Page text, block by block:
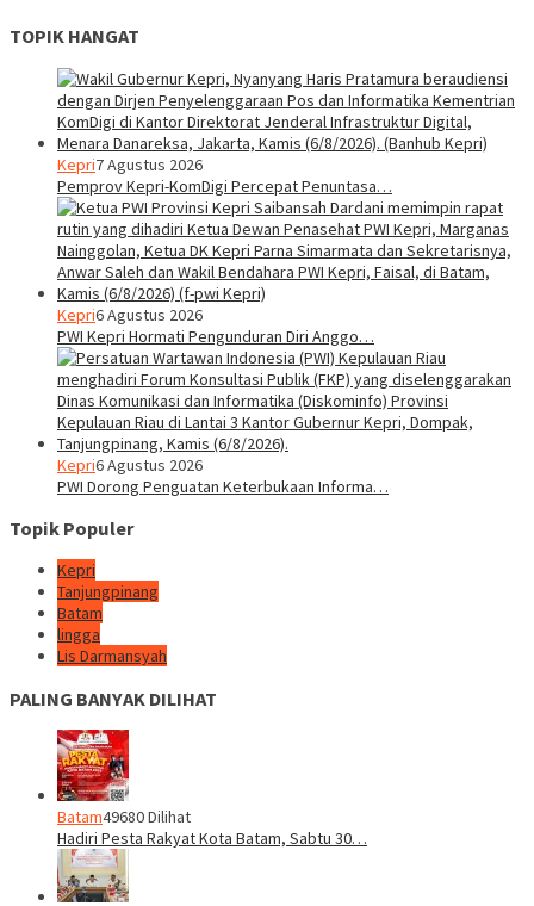
TOPIK HANGAT
Kepri7 Agustus 2026
Pemprov Kepri-KomDigi Percepat Penuntasa…
Kepri6 Agustus 2026
PWI Kepri Hormati Pengunduran Diri Anggo…
Kepri6 Agustus 2026
PWI Dorong Penguatan Keterbukaan Informa…
Topik Populer
Kepri
Tanjungpinang
Batam
lingga
Lis Darmansyah
PALING BANYAK DILIHAT
Batam49680 Dilihat
Hadiri Pesta Rakyat Kota Batam, Sabtu 30…